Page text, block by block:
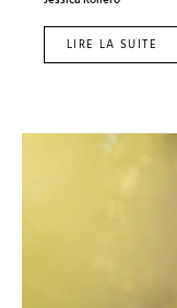
LIRE LA SUITE